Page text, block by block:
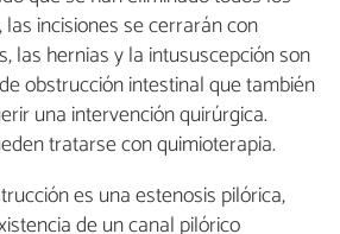
incisiones se cerrarán con
las hernias y la intususcepción son
obstrucción intestinal que también
una intervención quirúrgica.
tratarse con quimioterapia.
es una estenosis pilórica,
de un canal pilórico